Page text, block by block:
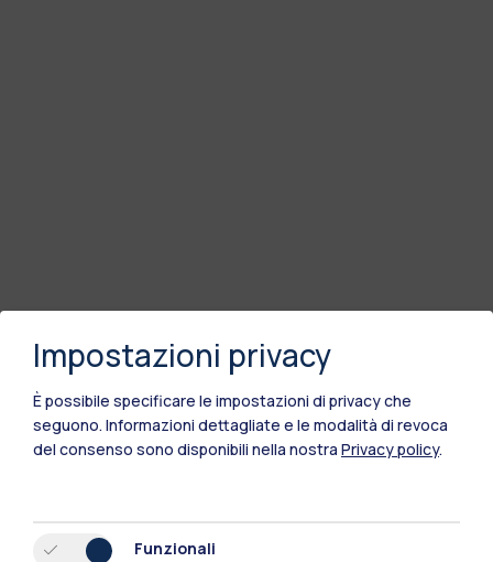
Impostazioni privacy
È possibile specificare le impostazioni di privacy che
seguono. Informazioni dettagliate e le modalità di revoca
del consenso sono disponibili nella nostra Privacy policy.
Funzionali